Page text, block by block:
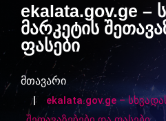
ekalata.gov.ge –
მარკეტის
ფასები
მთავარი
ekalata.gov.ge –